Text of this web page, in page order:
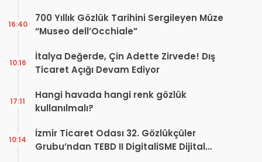
700 Yıllık Gözlük Tarihini Sergileyen Müze
“Museo dell’Occhiale”
16:40
İtalya Değerde, Çin Adette Zirvede! Dış
Ticaret Açığı Devam Ediyor
10:16
Hangi havada hangi renk gözlük
kullanılmalı?
17:11
İzmir Ticaret Odası 32. Gözlükçüler
Grubu’ndan TEBD II DigitaliSME Dijital
10:14